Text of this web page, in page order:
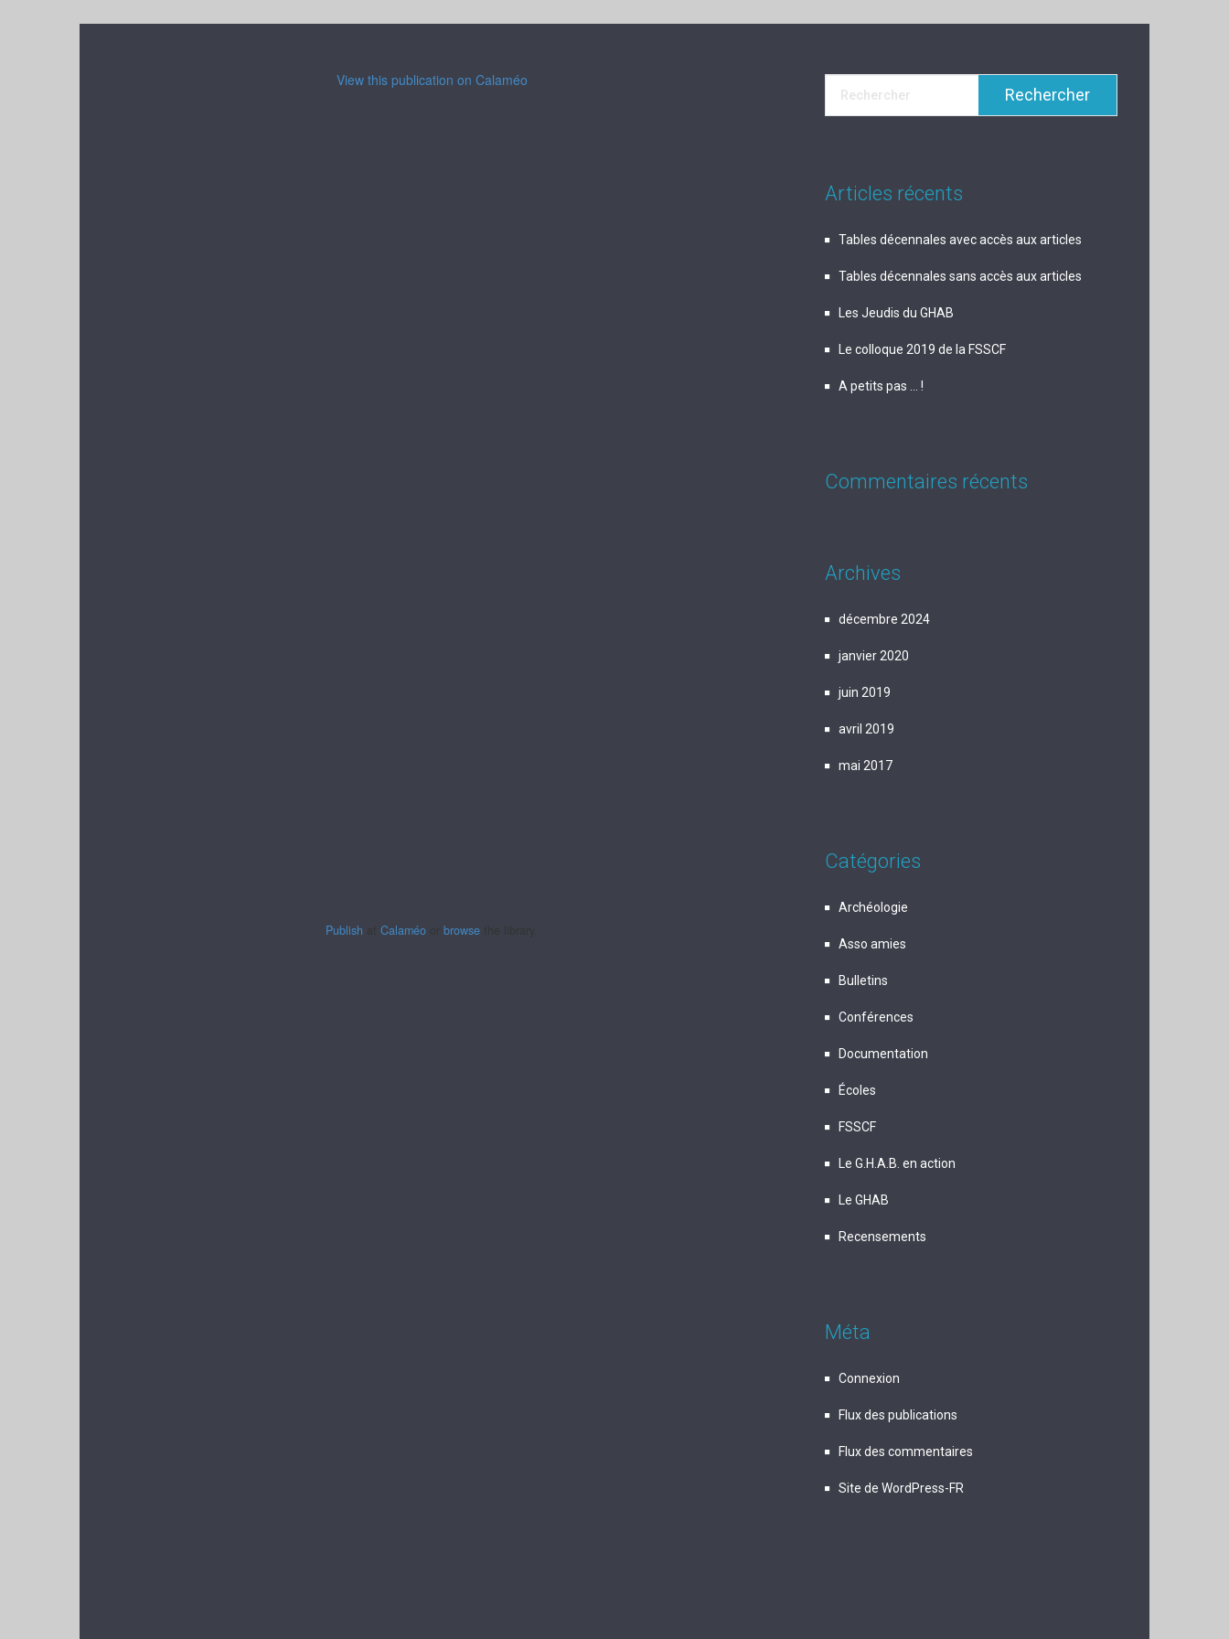
View this publication on Calaméo
Publish Calaméo browse
Articles récents
Tables décennales avec accès aux articles
Tables décennales sans accès aux articles
Les Jeudis du GHAB
Le colloque 2019 de la FSSCF
A petits pas … !
Commentaires récents
Archives
décembre 2024
janvier 2020
juin 2019
avril 2019
mai 2017
Catégories
Archéologie
Asso amies
Bulletins
Conférences
Documentation
Écoles
FSSCF
Le G.H.A.B. en action
Le GHAB
Recensements
Méta
Connexion
Flux des publications
Flux des commentaires
Site de WordPress-FR